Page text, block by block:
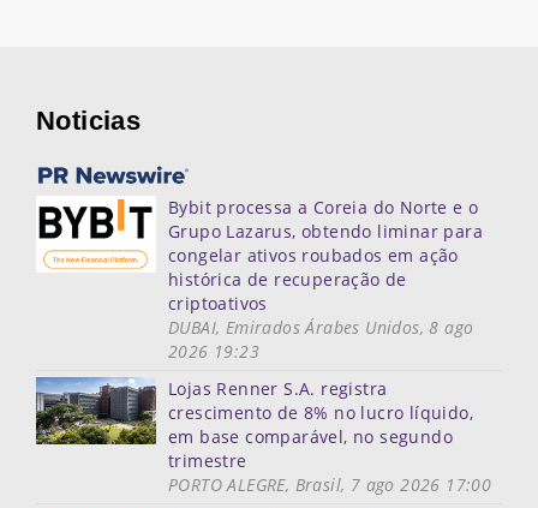
Noticias
Bybit processa a Coreia do Norte e o
Grupo Lazarus, obtendo liminar para
congelar ativos roubados em ação
histórica de recuperação de
criptoativos
DUBAI, Emirados Árabes Unidos, 8 ago
2026 19:23
Lojas Renner S.A. registra
crescimento de 8% no lucro líquido,
em base comparável, no segundo
trimestre
PORTO ALEGRE, Brasil, 7 ago 2026 17:00